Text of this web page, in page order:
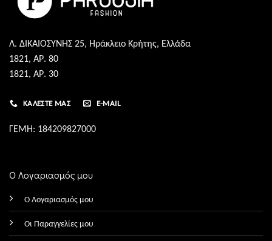
Λ. ΔΙΚΑΙΟΣΥΝΗΣ 25, Ηράκλειο Κρήτης, Ελλάδα
1821, ΑΡ. 80
1821, ΑΡ. 30
ΚΑΛΈΣΤΕ ΜΑΣ E-MAIL
ΓΕΜΗ: 184209827000
Ο Λογαριασμός μου
Ο Λογαριασμός μου
Οι Παραγγελίες μου